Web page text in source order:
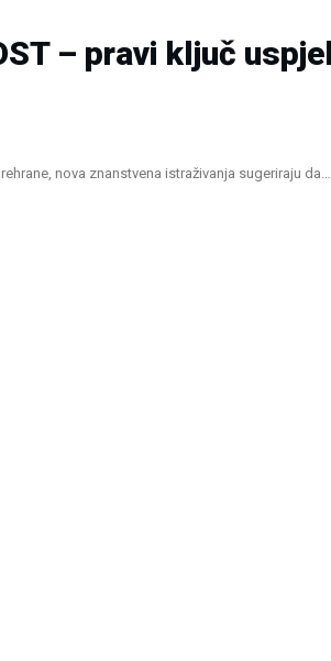
– pravi ključ
nova znanstvena istraživanja sugeriraju da…